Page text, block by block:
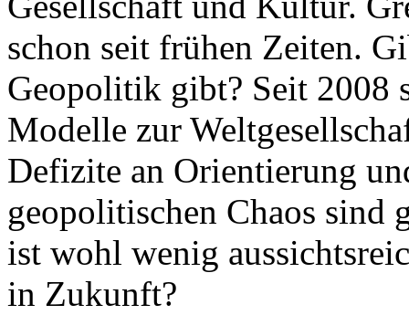
schon seit frühen Zeiten.
Geopolitik gibt? Seit 2008
Modelle zur
Defizite an Orientierung
geopolitischen Chaos sind
ist wohl wenig
in Zukunft?